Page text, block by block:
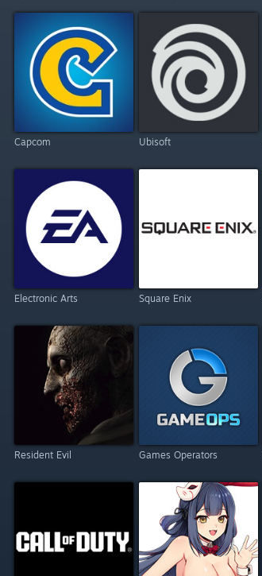
Capcom Ubisoft
Electronic Arts Square Enix
Resident Evil Games Operators